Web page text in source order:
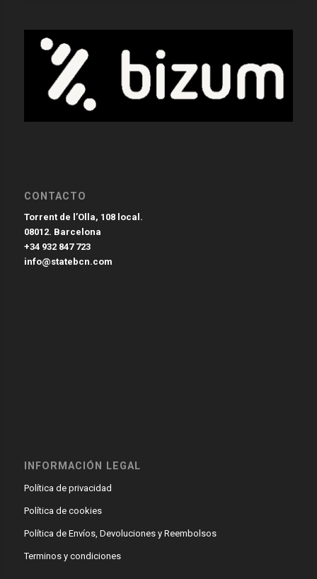
CONTACTO
Torrent de l’Olla, 108 local.
08012. Barcelona
+34 932 847 723
info@statebcn.com
INFORMACIÓN LEGAL
Política de privacidad
Política de cookies
Política de Envíos, Devoluciones y Reembolsos
Terminos y condiciones